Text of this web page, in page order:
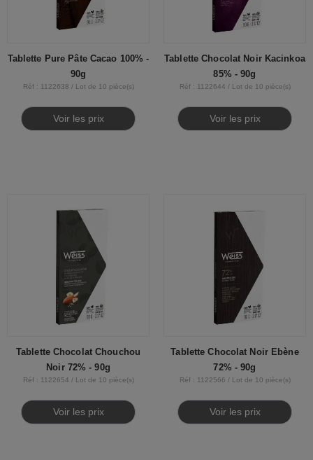
Tablette Pure Pâte Cacao 100% -
90g
Réf : 1122638 / Lot de 10 pièce(s)
Voir les prix
Tablette Chocolat Noir Kacinkoa
85% - 90g
Réf : 1122644 / Lot de 10 pièce(s)
Voir les prix
Tablette Chocolat Chouchou
Noir 72% - 90g
Réf : 1122654 / Lot de 10 pièce(s)
Voir les prix
Tablette Chocolat Noir Ebène
72% - 90g
Réf : 1122566 / Lot de 10 pièce(s)
Voir les prix